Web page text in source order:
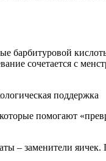
барбитуровой
сочетается с
поддержка
помогают
– заменители